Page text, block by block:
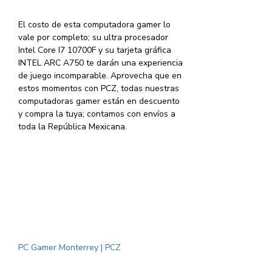
El costo de esta computadora gamer lo
vale por completo; su ultra procesador
Intel Core I7 10700F y su tarjeta gráfica
INTEL ARC A750 te darán una experiencia
de juego incomparable. Aprovecha que en
estos momentos con PCZ, todas nuestras
computadoras gamer están en descuento
y compra la tuya; contamos con envíos a
toda la República Mexicana.
PC Gamer Monterrey | PCZ